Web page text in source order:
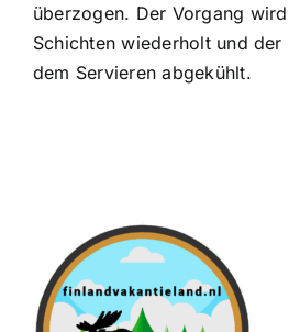
überzogen. Der Vorgang
Schichten wiederholt und
dem Servieren abgekühlt.